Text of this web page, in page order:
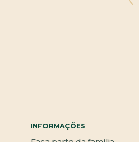
INFORMAÇÕES